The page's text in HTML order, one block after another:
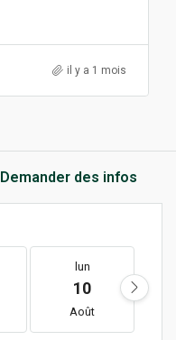
il y a 1 mois
Demander des infos
lun
10
Août